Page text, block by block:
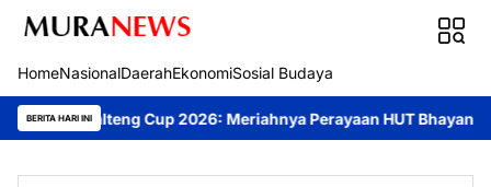
HomeNasionalDaerahEkonomiSosial Budaya
BERITA HARI INI
2026: Meriahnya Perayaan HUT Bhayangkara ke-80 di